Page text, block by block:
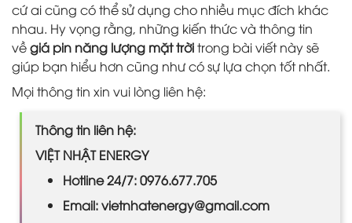
cứ ai cũng có thể sử dụng cho nhiều mục đích khác
nhau. Hy vọng rằng, những kiến thức và thông tin
vềgiá pin năng lượng mặt trờitrong bài viết này sẽ
giúp bạn hiểu hơn cũng như có sự lựa chọn tốt nhất.
Mọi thông tin xin vui lòng liên hệ:
Thông tin liên hệ:
VIỆT NHẬT ENERGY
Hotline 24/7: 0976.677.705
Email: vietnhatenergy@gmail.com